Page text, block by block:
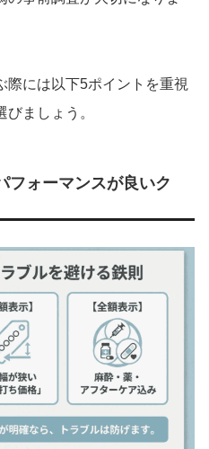
際には以下5ポイントを重視
ましょう。
フォーマンスが良いク